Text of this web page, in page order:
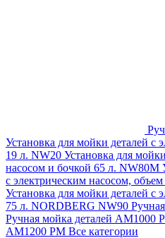
Установка для мойки деталей с
19 л. NW20 Установка для
насосом и бочкой 65 л. NW80M
с электрическим насосом,
Установка для мойки деталей с
75 л. NORDBERG NW90
Ручная мойка деталей АМ1000
АМ1200 РМ Все категории